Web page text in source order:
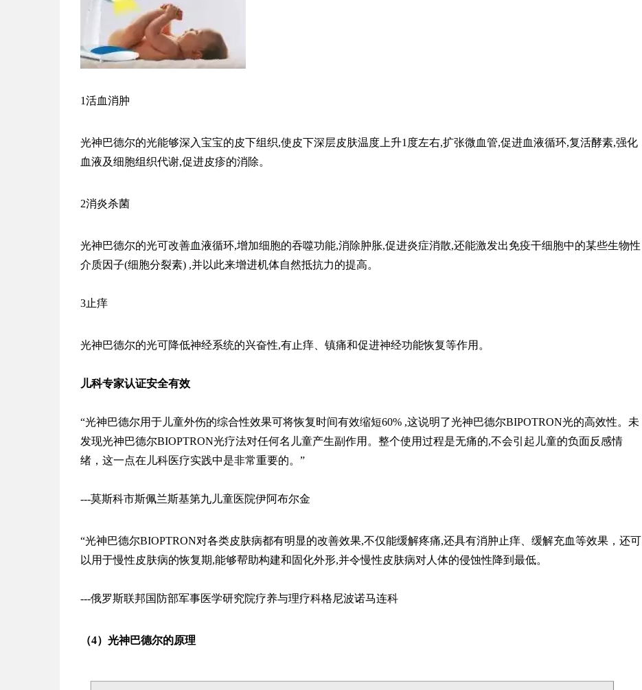
1活血消肿
光神巴德尔的光能够深入宝宝的皮下组织,使皮下深层皮肤温度上升1度左右,扩张微血管,促进血液循环,复活酵素,强化
血液及细胞组织代谢,促进皮疹的消除。
2消炎杀菌
光神巴德尔的光可改善血液循环,增加细胞的吞噬功能,消除肿胀,促进炎症消散,还能激发出免疫干细胞中的某些生物性
介质因子(细胞分裂素) ,并以此来增进机体自然抵抗力的提高。
3止痒
光神巴德尔的光可降低神经系统的兴奋性,有止痒、镇痛和促进神经功能恢复等作用。
儿科专家认证安全有效
“光神巴德尔用于儿童外伤的综合性效果可将恢复时间有效缩短60% ,这说明了光神巴德尔BIPOTRON光的高效性。未
发现光神巴德尔BIOPTRON光疗法对任何名儿童产生副作用。整个使用过程是无痛的,不会引起儿童的负面反感情
绪，这一点在儿科医疗实践中是非常重要的。”
---莫斯科市斯佩兰斯基第九儿童医院伊阿布尔金
“光神巴德尔BIOPTRON对各类皮肤病都有明显的改善效果,不仅能缓解疼痛,还具有消肿止痒、缓解充血等效果，还可
以用于慢性皮肤病的恢复期,能够帮助构建和固化外形,并令慢性皮肤病对人体的侵蚀性降到最低。
---俄罗斯联邦国防部军事医学研究院疗养与理疗科格尼波诺马连科
（4）光神巴德尔的原理